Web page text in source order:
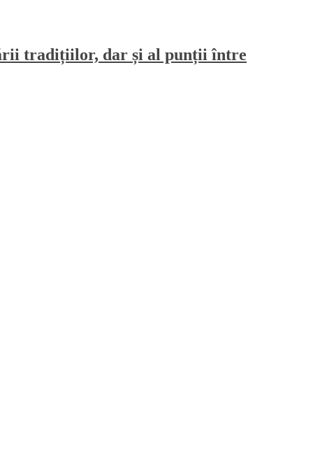
tradițiilor, dar și al punții între